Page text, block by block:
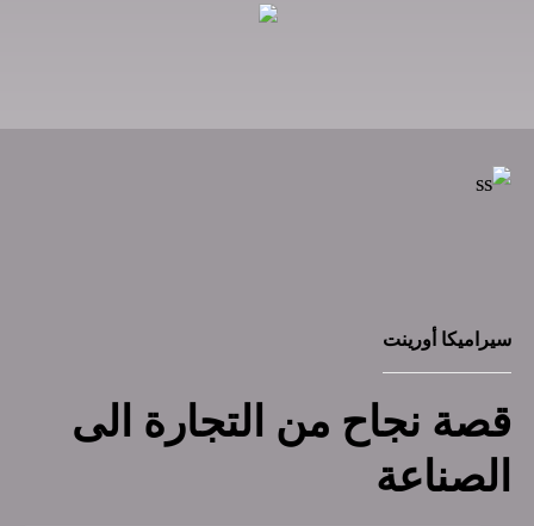
سيراميكا أورينت
قصة نجاح من التجارة الى
الصناعة